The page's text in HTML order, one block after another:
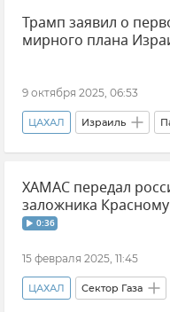
Новости ХАМАС
Трамп заявил о
мирного плана
9 октября 2025, 06:53
ЦАХАЛ Израиль
Сектор Газа
Политика
Новости
ХАМАС передал
заложника Красному
0:36
15 февраля 2025, 11:45
ЦАХАЛ Сектор Газа